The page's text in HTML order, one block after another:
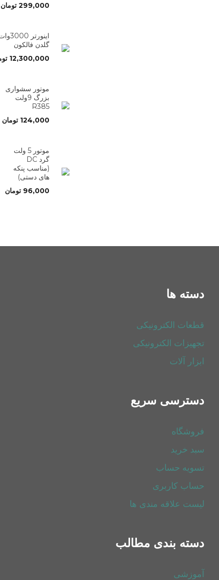
299,000 تومان
اینورتر
گلدن فالکون
12,300,000
موتور سشواری
بزرگ 9ولت
R385
124,000 تومان
موتور 5 ولت
گرد DC
(مناسب پنکه
های دستی)
96,000 تومان
دسته ها
قطعات الکترونیکی
تجهیزات الکترونیکی
ابزار آلات
دسترسی سریع
فروشگاه
سبد خرید
تسویه حساب
حساب کاربری
لیست علاقه مندی ها
دسته بندی مطالب
آموزشی